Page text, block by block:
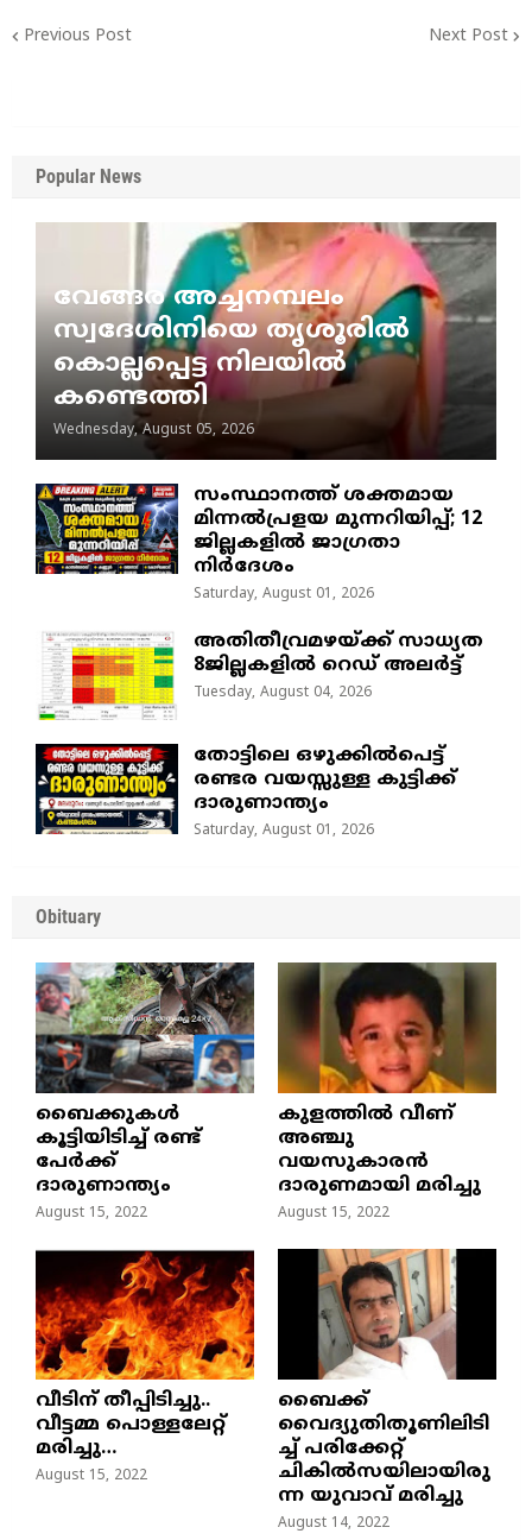
Previous Post Next Post
Popular News
വേങ്ങര അച്ചനമ്പലം
സ്വദേശിനിയെ തൃശൂരിൽ
കൊല്ലപ്പെട്ട നിലയിൽ
കണ്ടെത്തി
Wednesday, August 05, 2026
സംസ്ഥാനത്ത് ശക്തമായ
മിന്നൽപ്രളയ മുന്നറിയിപ്പ്; 12
ജില്ലകളിൽ ജാഗ്രതാ
നിർദേശം
Saturday, August 01, 2026
അതിതീവ്രമഴയ്ക്ക് സാധ്യത
8ജില്ലകളിൽ റെഡ് അലർട്ട്
Tuesday, August 04, 2026
തോട്ടിലെ ഒഴുക്കിൽപെട്ട്
രണ്ടര വയസ്സുള്ള കുട്ടിക്ക്
ദാരുണാന്ത്യം
Saturday, August 01, 2026
Obituary
ബൈക്കുകൾ
കൂട്ടിയിടിച്ച് രണ്ട്
പേർക്ക്
ദാരുണാന്ത്യം
August 15, 2022
കുളത്തില്‍ വീണ്
അഞ്ചു
വയസുകാരന്‍
ദാരുണമായി മരിച്ചു
August 15, 2022
വീടിന് തീപ്പിടിച്ചു..
വീട്ടമ്മ പൊള്ളലേറ്റ്
മരിച്ചു…
August 15, 2022
ബൈക്ക്
വൈദ്യുതിതൂണിലിടി
ച്ച്‌ പരിക്കേറ്റ്
ചികില്‍സയിലായിരു
ന്ന യുവാവ് മരിച്ചു
August 14, 2022